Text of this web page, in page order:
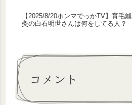
【2025/8/20ホンマでっかTV】育毛鍼
灸の白石明世さんは何をしてる人？
コメント